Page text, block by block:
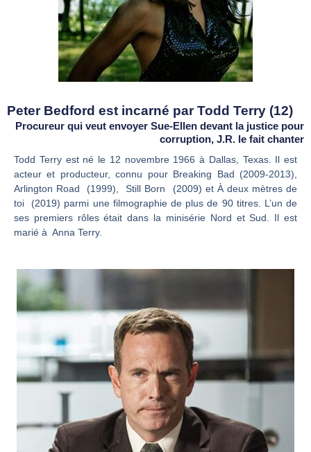
Peter Bedford est incarné par Todd Terry (12)
Procureur qui veut envoyer Sue-Ellen devant la justice pour
corruption, J.R. le fait chanter
Todd Terry est né le 12 novembre 1966 à Dallas, Texas. Il est
acteur et producteur, connu pour Breaking Bad (2009-2013),
Arlington Road (1999), Still Born (2009) et À deux mètres de
toi (2019) parmi une filmographie de plus de 90 titres. L’un de
ses premiers rôles était dans la minisérie Nord et Sud. Il est
marié à Anna Terry.